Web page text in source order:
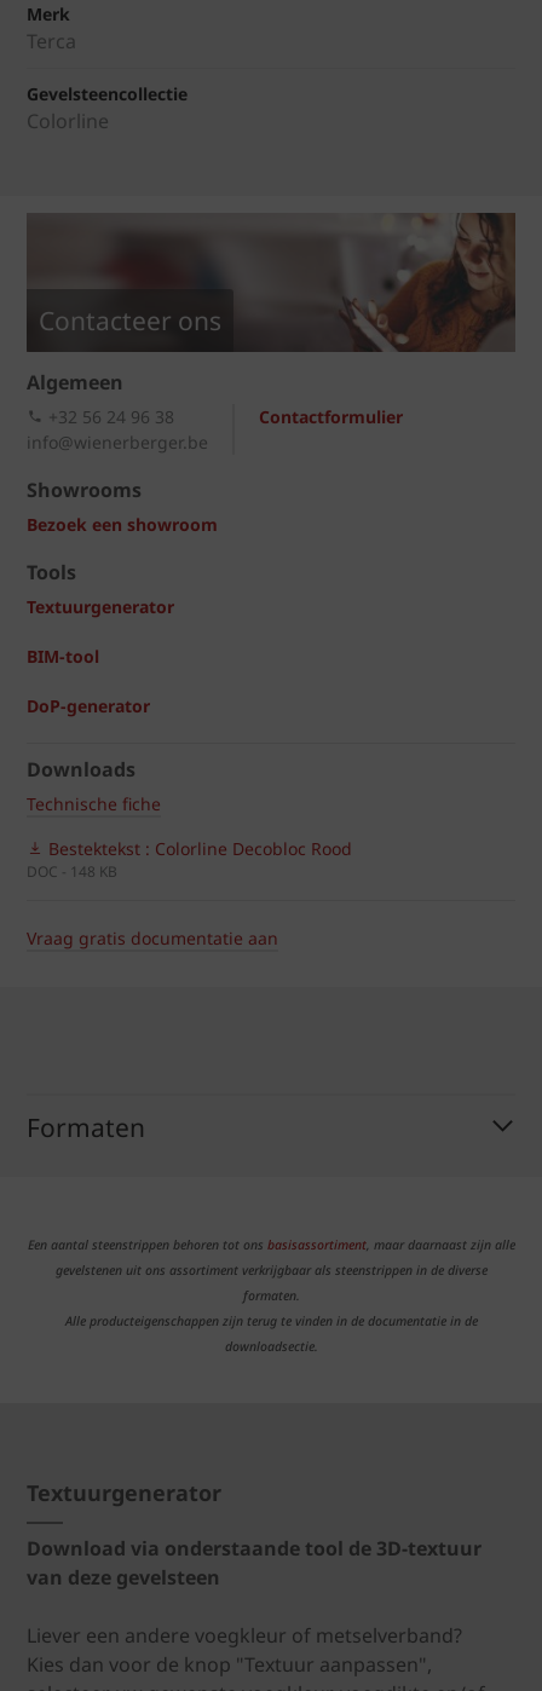
Merk
Terca
Gevelsteencollectie
Colorline
Contacteer ons
Algemeen
Contactformulier
+32 56 24 96 38
info@wienerberger.be
Showrooms
Bezoek een showroom
Tools
Textuurgenerator
BIM-tool
DoP-generator
Downloads
Technische fiche
Bestektekst : Colorline Decobloc Rood
DOC - 148 KB
Vraag gratis documentatie aan
Formaten
Een aantal steenstrippen behoren tot ons basisassortiment, maar daarnaast zijn alle
gevelstenen uit ons assortiment verkrijgbaar als steenstrippen in de diverse
formaten.
Alle producteigenschappen zijn terug te vinden in de documentatie in de
downloadsectie.
Textuurgenerator
Download via onderstaande tool de 3D-textuur
van deze gevelsteen
Liever een andere voegkleur of metselverband?
Kies dan voor de knop "Textuur aanpassen",